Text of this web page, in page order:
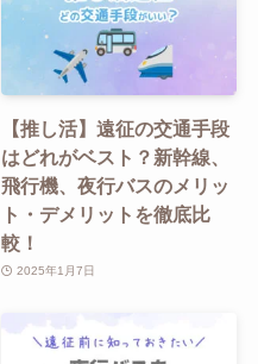
【推し活】遠征の交通手段
はどれがベスト？新幹線、
飛行機、夜行バスのメリッ
ト・デメリットを徹底比
較！
2025年1月7日